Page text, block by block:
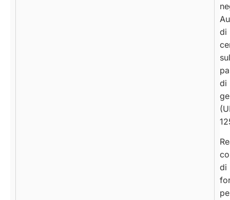
di
di
di